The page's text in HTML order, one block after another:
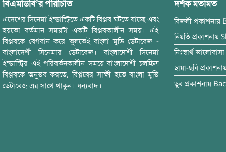
বিএমডিবি’র পরিচিতি
এদেশের সিনেমা ইন্ডাস্ট্রিতে একটি বিপ্লব ঘটতে যাচ্ছে এবং
হয়তো বর্তমান সময়টা একটি বিপ্লবকালীন সময়। এই
বিপ্লবকে বেগবান করে তুলতেই বাংলা মুভি ডেটাবেজ -
বাংলাদেশী সিনেমার ডেটাবেজ। বাংলাদেশী সিনেমা
ইন্ডাস্ট্রির এই পরিবর্তনকালীন সময়ে বাংলাদেশী চলচ্চিত্র
বিপ্লবকে অনুভব করতে, বিপ্লবের সাক্ষী হতে বাংলা মুভি
ডেটাবেজ এর সাথে থাকুন। ধন্যবাদ।
দর্শক মতামত
বিজলী প্রকাশনায়
নিয়তি প্রকাশনায়
নিঃস্বার্থ ভালোবাসা
ছায়া-ছবি
ডুব প্রকাশনায়